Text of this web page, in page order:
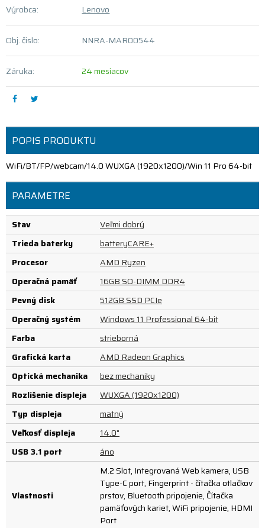
Výrobca: Lenovo
Obj. čislo: NNRA-MAR00544
Záruka: 24 mesiacov
POPIS PRODUKTU
WiFi/BT/FP/webcam/14.0 WUXGA (1920x1200)/Win 11 Pro 64-bit
PARAMETRE
Stav
Veľmi dobrý
Trieda baterky
batteryCARE+
Procesor
AMD Ryzen
Operačná pamäť
16GB SO-DIMM DDR4
Pevný disk
512GB SSD PCIe
Operačný systém
Windows 11 Professional 64-bit
Farba
strieborná
Grafická karta
AMD Radeon Graphics
Optická mechanika
bez mechaniky
Rozlíšenie displeja
WUXGA (1920x1200)
Typ displeja
matný
Veľkosť displeja
14.0"
USB 3.1 port
áno
Vlastnosti
M.2 Slot, Integrovaná Web kamera, USB
Type-C port, Fingerprint - čítačka otlačkov
prstov, Bluetooth pripojenie, Čítačka
pamäťových kariet, WiFi pripojenie, HDMI
Port